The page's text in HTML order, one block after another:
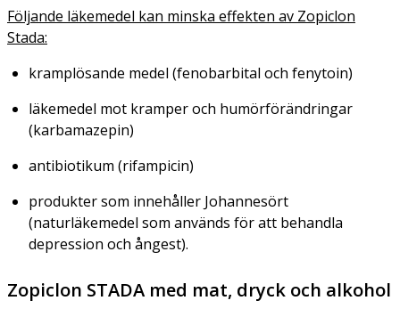
Följande läkemedel kan minska effekten av Zopiclon
Stada:
kramplösande medel (fenobarbital och fenytoin)
läkemedel mot kramper och humörförändringar
(karbamazepin)
antibiotikum (rifampicin)
produkter som innehåller Johannesört
(naturläkemedel som används för att behandla
depression och ångest).
Zopiclon STADA med mat, dryck och alkohol